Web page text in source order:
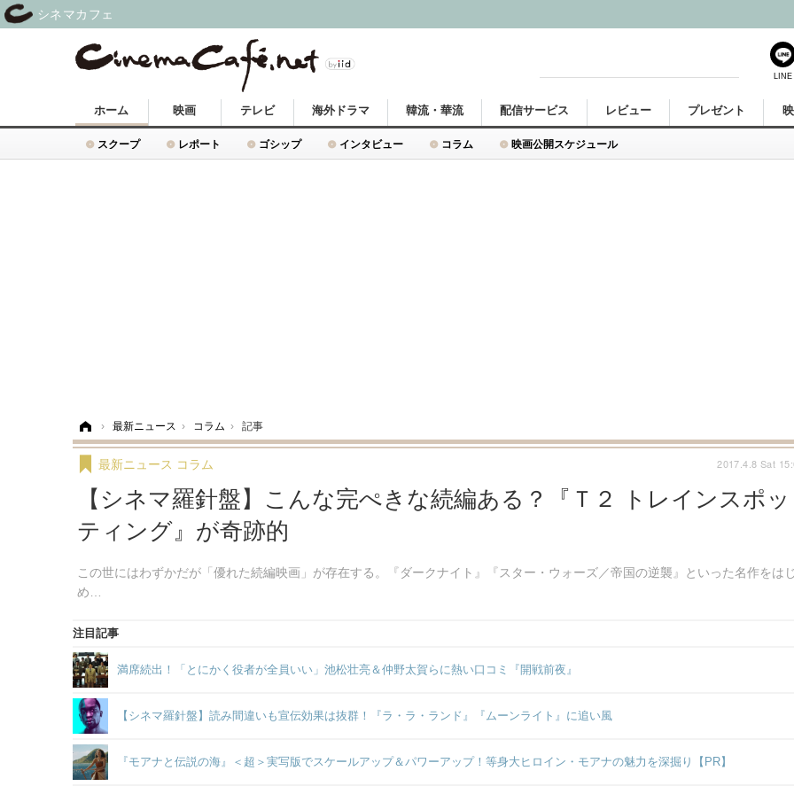
ホーム
スクープ レポート ゴシップ インタビュー コラム 映画公開スケジュール
映画 テレビ 海外ドラマ 韓流・華流 配信サービス レビュー プレゼント
› 最新ニュース › コラム › 記事
【シネマ羅針盤】こんな完ぺきな続編ある？『Ｔ２ トレインスポッ
ティング』が奇跡的
この世にはわずかだが「優れた続編映画」が存在する。『ダークナイト』『スター・ウォーズ／帝国の逆襲』といった名作をはじ
め…
最新ニュース コラム 2017.4.8 Sat
注目記事
満席続出！「とにかく役者が全員いい」池松壮亮＆仲野太賀らに熱い口コミ『開戦前夜』
【シネマ羅針盤】読み間違いも宣伝効果は抜群！『ラ・ラ・ランド』『ムーンライト』に追い風
『モアナと伝説の海』＜超＞実写版でスケールアップ＆パワーアップ！等身大ヒロイン・モアナの魅力を深掘り【PR】
LINE
シネマカフェ